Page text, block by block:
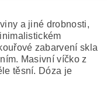
a jiné drobnosti,
zabarvení skla
Masivní víčko z
těsní. Dóza je